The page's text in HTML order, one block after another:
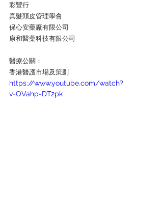
彩豐行
真髮頭皮管理學會
保心安藥廠有限公司
康和醫藥科技有限公司
醫療公關：
香港醫護市場及策劃
https://www.youtube.com/watch?
v=OVahp-DT2pk